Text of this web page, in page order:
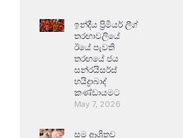
ඉන්දීය ප්‍රිමියර් ලීග්
තරඟාවලියේ
ඊයේ පැවති
තරඟයේ ජය
සන්රයිසර්ස්
හයිද්‍රාබාද්
කණ්ඩායමට
May 7, 2026
සම ආශ්‍රිතව